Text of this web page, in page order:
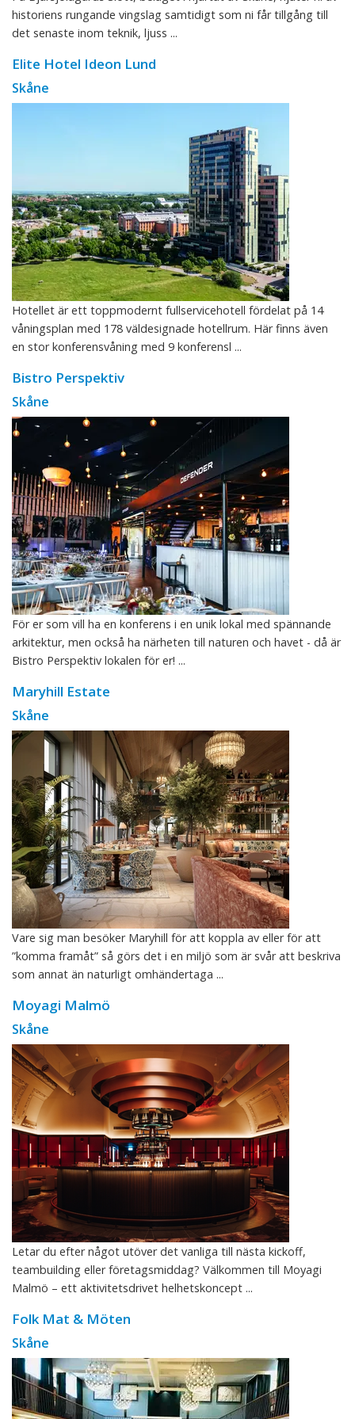
historiens rungande vingslag samtidigt som ni får tillgång till
det senaste inom teknik, ljuss ...
Elite Hotel Ideon Lund
Skåne
Hotellet är ett toppmodernt fullservicehotell fördelat på 14
våningsplan med 178 väldesignade hotellrum. Här finns även
en stor konferensvåning med 9 konferensl ...
Bistro Perspektiv
Skåne
För er som vill ha en konferens i en unik lokal med spännande
arkitektur, men också ha närheten till naturen och havet - då är
Bistro Perspektiv lokalen för er! ...
Maryhill Estate
Skåne
Vare sig man besöker Maryhill för att koppla av eller för att
”komma framåt” så görs det i en miljö som är svår att beskriva
som annat än naturligt omhändertaga ...
Moyagi Malmö
Skåne
Letar du efter något utöver det vanliga till nästa kickoff,
teambuilding eller företagsmiddag? Välkommen till Moyagi
Malmö – ett aktivitetsdrivet helhetskoncept ...
Folk Mat & Möten
Skåne